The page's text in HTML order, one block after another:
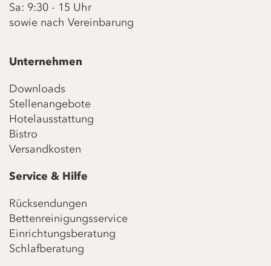
Sa: 9:30 - 15 Uhr
sowie nach Vereinbarung
Unternehmen
Downloads
Stellenangebote
Hotelausstattung
Bistro
Versandkosten
Service & Hilfe
Rücksendungen
Bettenreinigungsservice
Einrichtungsberatung
Schlafberatung